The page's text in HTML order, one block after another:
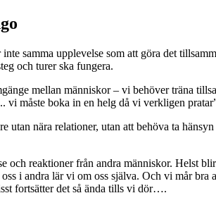
samma upplevelse som att göra det
och turer ska fungera.
mellan människor – vi behöver träna
vi måste boka in en helg då vi verkligen
utan nära relationer, utan att behöva ta
och reaktioner från andra människor. Helst
i andra lär vi om oss själva. Och vi mår
fortsätter det så ända tills vi dör….